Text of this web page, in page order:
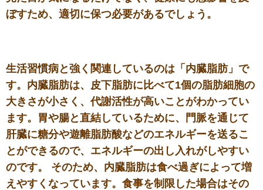
ぼすため、適切に保つ必要があるでしょう。
生活習慣病と強く関連しているのは「内臓脂肪」で
す。内臓脂肪は、皮下脂肪に比べて1個の脂肪細胞の
大きさが小さく、代謝活性が高いことがわかってい
ます。胃や腸と直結しているために、門脈を通じて
肝臓に糖分や遊離脂肪酸などのエネルギーを送るこ
とができるので、エネルギーの出し入れがしやすい
のです。 そのため、内臓脂肪は食べ過ぎによって増
えやすくなっています。食事を制限した場合はその